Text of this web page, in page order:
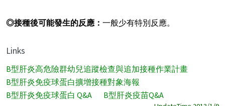
◎接種後可能發生的反應： 一般少有特別反應。
Links
B型肝炎高危險群幼兒追蹤檢查與追加接種作業計畫
B型肝炎免疫球蛋白擴增接種對象海報
B型肝炎免疫球蛋白 Q&A
B型肝炎疫苗Q&A